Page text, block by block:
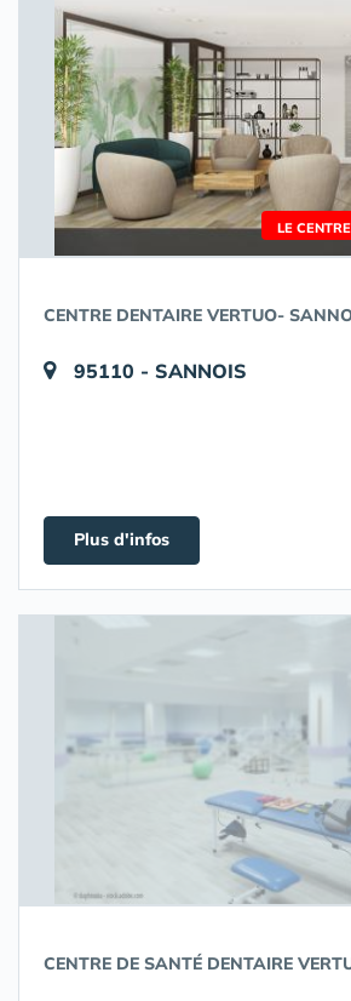
LE
CENTRE DENTAIRE VERTUO-
95110 - SANNOIS
Plus d'infos
CENTRE DE SANTÉ DENTAIRE